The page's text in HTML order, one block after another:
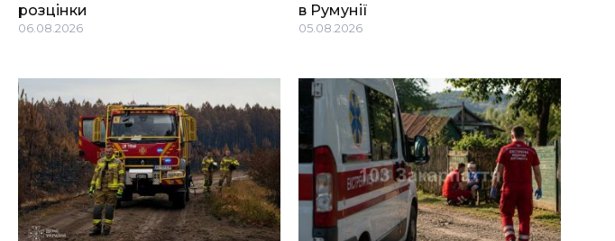
розцінки
06.08.2026
в Румунії
05.08.2026